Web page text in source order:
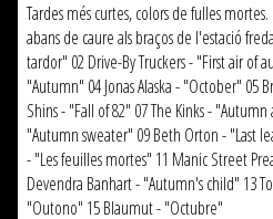
Tardes més curtes, colors de fulles
abans de caure als braços de l'estació
tardor" 02 Drive-By Truckers - "First air of
"Autumn" 04 Jonas Alaska - "October" 05
Shins - "Fall of 82" 07 The Kinks -
"Autumn sweater" 09 Beth Orton - "Last
- "Les feuilles mortes" 11 Manic Street
Devendra Banhart - "Autumn's child" 13
"Outono" 15 Blaumut - "Octubre"